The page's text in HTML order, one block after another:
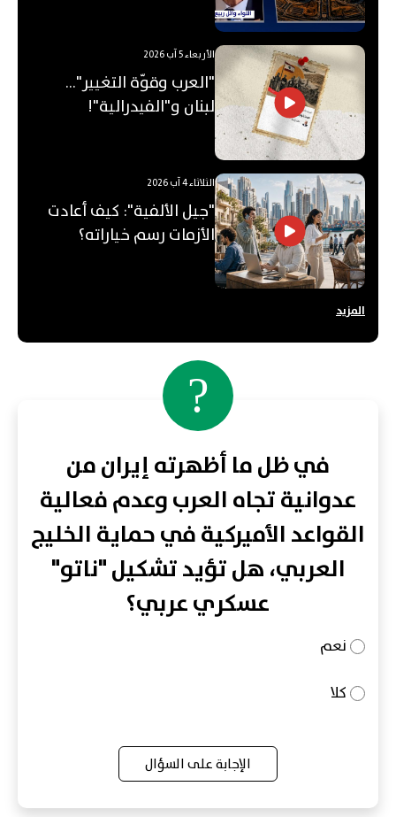
الأربعاء 5 آب 2026
"العرب وقوّة التغيير"...
لبنان و"الفيدرالية"!
الثلاثاء 4 آب 2026
"جيل الألفية": كيف أعادت
الأزمات رسم خياراته؟
المزيد
?
في ظل ما أظهرته إيران من
عدوانية تجاه العرب وعدم فعالية
القواعد الأميركية في حماية الخليج
العربي، هل تؤيد تشكيل "ناتو"
عسكري عربي؟
نعم
كلا
الإجابة على السؤال